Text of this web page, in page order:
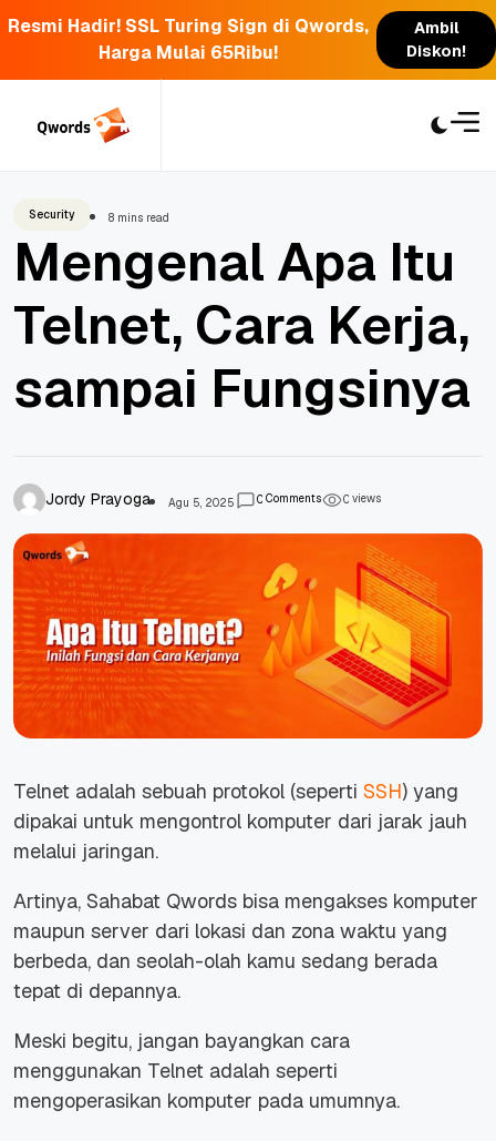
Resmi Hadir! SSL Turing Sign di Qwords,
Harga Mulai 65Ribu!
Ambil
Diskon!
Security 8 mins read
Mengenal Apa Itu
Telnet, Cara Kerja,
sampai Fungsinya
Jordy Prayoga Agu 5, 2025 0Comments 0views
Telnet adalah sebuah protokol (seperti SSH) yang
dipakai untuk mengontrol komputer dari jarak jauh
melalui jaringan.
Artinya, Sahabat Qwords bisa mengakses komputer
maupun server dari lokasi dan zona waktu yang
berbeda, dan seolah-olah kamu sedang berada
tepat di depannya.
Meski begitu, jangan bayangkan cara
menggunakan Telnet adalah seperti
mengoperasikan komputer pada umumnya.